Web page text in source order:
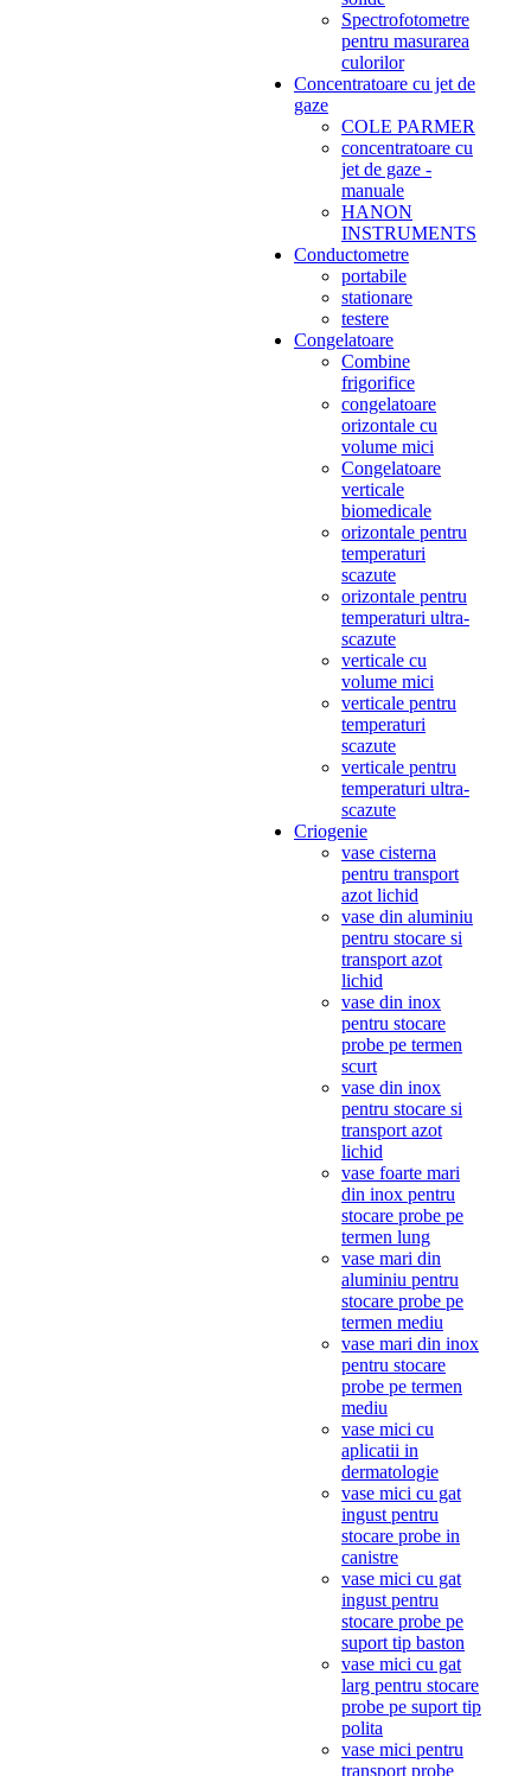
Spectrofotometre
pentru masurarea
culorilor
Concentratoare cu jet de
gaze
COLE PARMER
concentratoare cu
jet de gaze -
manuale
HANON
INSTRUMENTS
Conductometre
portabile
stationare
testere
Congelatoare
Combine
frigorifice
congelatoare
orizontale cu
volume mici
Congelatoare
verticale
biomedicale
orizontale pentru
temperaturi
scazute
orizontale pentru
temperaturi ultra-
scazute
verticale cu
volume mici
verticale pentru
temperaturi
scazute
verticale pentru
temperaturi ultra-
scazute
Criogenie
vase cisterna
pentru transport
azot lichid
vase din aluminiu
pentru stocare si
transport azot
lichid
vase din inox
pentru stocare
probe pe termen
scurt
vase din inox
pentru stocare si
transport azot
lichid
vase foarte mari
din inox pentru
stocare probe pe
termen lung
vase mari din
aluminiu pentru
stocare probe pe
termen mediu
vase mari din inox
pentru stocare
probe pe termen
mediu
vase mici cu
aplicatii in
dermatologie
vase mici cu gat
ingust pentru
stocare probe in
canistre
vase mici cu gat
ingust pentru
stocare probe pe
suport tip baston
vase mici cu gat
larg pentru stocare
probe pe suport tip
polita
vase mici pentru
transport probe